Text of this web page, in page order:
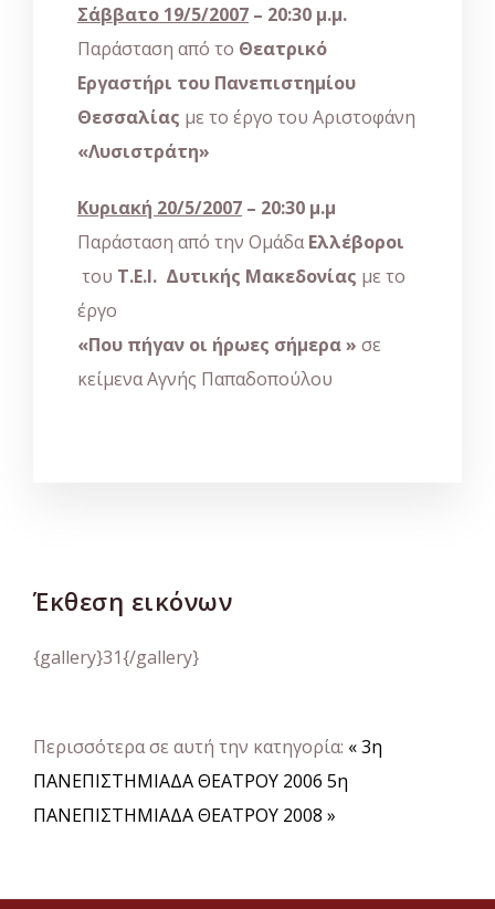
Σάββατο 19/5/2007 – 20:30 μ.μ.
Παράσταση από το Θεατρικό
Εργαστήρι του Πανεπιστημίου
Θεσσαλίας με το έργο του Αριστοφάνη
«Λυσιστράτη»
Κυριακή 20/5/2007 – 20:30 μ.μ
Παράσταση από την ΟμάδαΕλλέβοροι
του Τ.Ε.Ι. Δυτικής Μακεδονίας με το
έργο
«Που πήγαν οι ήρωες σήμερα » σε
κείμενα Αγνής Παπαδοπούλου
Έκθεση εικόνων
{gallery}31{/gallery}
Περισσότερα σε αυτή την κατηγορία: « 3η
ΠΑΝΕΠΙΣΤΗΜΙΑΔΑ ΘΕΑΤΡΟΥ 2006 5η
ΠΑΝΕΠΙΣΤΗΜΙΑΔΑ ΘΕΑΤΡΟΥ 2008 »